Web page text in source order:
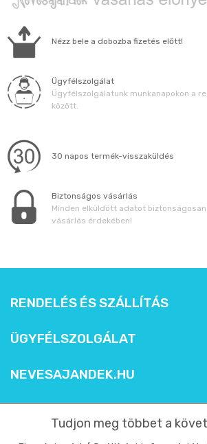
Nézz bele a dobozba fizetés előtt!
Ügyfélszolgálat
Ügyfélszolgálatunk munkanapokon a
között.
30 napos termék-visszaküldés
Biztonságos vásárlás
Minden elküldött adatot
vásárlás érdekében!
RENDELÉS ÉS SZÁLLÍTÁS
ÜGYFÉLSZOLGÁLAT
NEVESAJANDEK.HU
Tudjon meg többet a